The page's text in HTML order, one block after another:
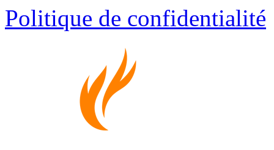
Politique de confidentialité